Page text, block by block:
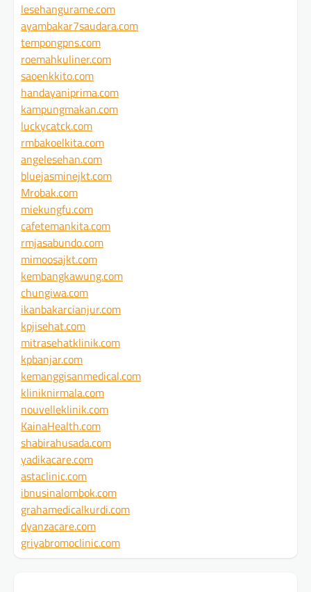
lesehangurame.com
ayambakar7saudara.com
tempongpns.com
roemahkuliner.com
saoenkkito.com
handayaniprima.com
kampungmakan.com
luckycatck.com
rmbakoelkita.com
angelesehan.com
bluejasminejkt.com
Mrobak.com
miekungfu.com
cafetemankita.com
rmjasabundo.com
mimoosajkt.com
kembangkawung.com
chungiwa.com
ikanbakarcianjur.com
kpjisehat.com
mitrasehatklinik.com
kpbanjar.com
kemanggisanmedical.com
kliniknirmala.com
nouvelleklinik.com
KainaHealth.com
shabirahusada.com
yadikacare.com
astaclinic.com
ibnusinalombok.com
grahamedicalkurdi.com
dyanzacare.com
griyabromoclinic.com